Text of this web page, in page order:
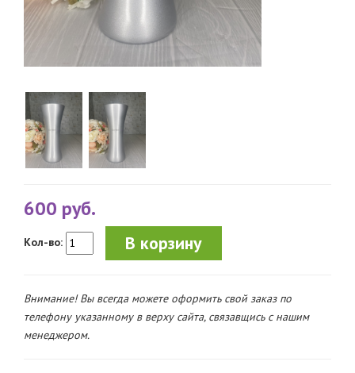
600 руб.
Кол-во: В корзину
Внимание! Вы всегда можете оформить свой заказ по
телефону указанному в верху сайта, связавщись с нашим
менеджером.